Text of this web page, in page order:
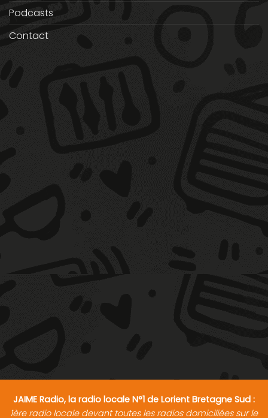
Podcasts
Contact
JAIME Radio, la radio locale N°1 de Lorient Bretagne Sud :
1ère radio locale devant toutes les radios domiciliées sur le